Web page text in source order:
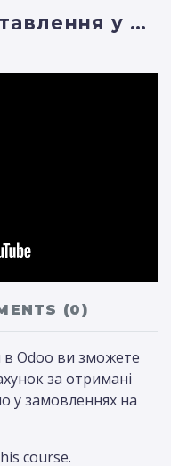
Три шляхи співставлення у Купівлях
(0)
в Odoo ви зможете
за отримані
у замовленнях на
course.